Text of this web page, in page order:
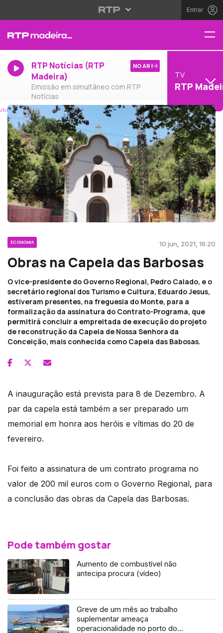
Entrar
RTP Notícias (RTP
Madeira)
Emissão em simultâneo com RTP
Notícias
NO AR
TV
RTP
ECONOMIA 10 jun, 2021, 16:20
Obras na Capela das Barbosas
O vice-presidente do Governo Regional, Pedro Calado, e o
secretário regional dos Turismo e Cultura, Eduardo Jesus,
estiveram presentes, na freguesia do Monte, para a
formalização da assinatura do Contrato-Programa, que
permitirá concluir a empreitada de execução do projeto
de reconstrução da Capela de Nossa Senhora da
Conceição, mais conhecida como Capela das Babosas.
A inauguração está prevista para 8 de Dezembro. A
par da capela está também a ser preparado um
memorial em honra aos heróis e vítimas do 20 de
fevereiro.
Foi feito a assinatura de um contrato programa no
valor de 200 mil euros com o Governo Regional, para
a conclusão das obras da Capela das Barbosas.
Pode também gostar
Aumento de combustível não
antecipa procura (vídeo)
Greve de um mês ao trabalho
suplementar ameaça
operacionalidade no porto do